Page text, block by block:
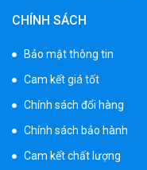
Xe 3
550.000
CHÍNH SÁCH
Bảo mật thông tin
Cam kết giá tốt
Chính sách đổi hàng
Chính sách bảo hành
Cam kết chất lượng